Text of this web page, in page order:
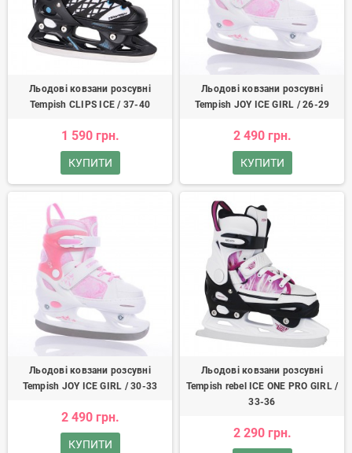
Льодові ковзани розсувні
Tempish CLIPS ICE / 37-40
1 590 грн.
КУПИТИ
Льодові ковзани розсувні
Tempish JOY ICE GIRL / 26-29
2 490 грн.
КУПИТИ
Льодові ковзани розсувні
Tempish JOY ICE GIRL / 30-33
2 490 грн.
КУПИТИ
Льодові ковзани розсувні
Tempish rebel ICE ONE PRO GIRL /
33-36
2 290 грн.